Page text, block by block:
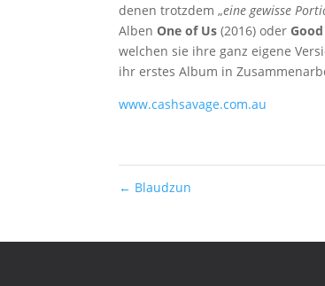
denen trotzdem „eine gewisse
AlbenOne of Us(2016) oder
welchen sie ihre ganz eigene
ihr erstes Album in
www.cashsavage.com.au
← Blaudzun